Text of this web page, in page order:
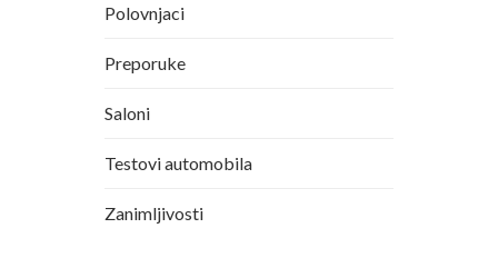
Polovnjaci
Preporuke
Saloni
Testovi automobila
Zanimljivosti